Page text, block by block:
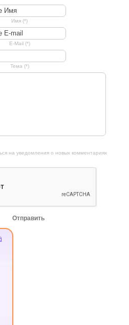
Имя (*)
E-Mail (*)
Тема (*)
на уведомления о новых комментариях
Отправить